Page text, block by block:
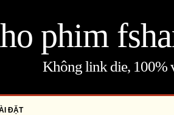
phim
Không link die, 100%
ĐẶT